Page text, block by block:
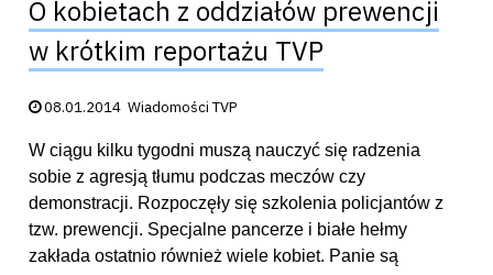
O kobietach z oddziałów prewencji
w krótkim reportażu TVP
Data publikacji:
08.01.2014Wiadomości TVP
W ciągu kilku tygodni muszą nauczyć się radzenia
sobie z agresją tłumu podczas meczów czy
demonstracji. Rozpoczęły się szkolenia policjantów z
tzw. prewencji. Specjalne pancerze i białe hełmy
zakłada ostatnio również wiele kobiet. Panie są